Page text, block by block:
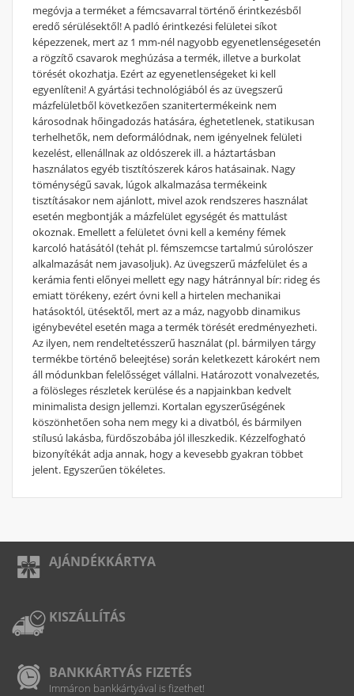
megóvja a terméket a fémcsavarral történő érintkezésből
eredő sérülésektől! A padló érintkezési felületei síkot
képezzenek, mert az 1 mm-nél nagyobb egyenetlenségesetén
a rögzítő csavarok meghúzása a termék, illetve a burkolat
törését okozhatja. Ezért az egyenetlenségeket ki kell
egyenlíteni! A gyártási technológiából és az üvegszerű
mázfelületből következően szanitertermékeink nem
károsodnak hőingadozás hatására, éghetetlenek, statikusan
terhelhetők, nem deformálódnak, nem igényelnek felületi
kezelést, ellenállnak az oldószerek ill. a háztartásban
használatos egyéb tisztítószerek káros hatásainak. Nagy
töménységű savak, lúgok alkalmazása termékeink
tisztításakor nem ajánlott, mivel azok rendszeres használat
esetén megbontják a mázfelület egységét és mattulást
okoznak. Emellett a felületet óvni kell a kemény fémek
karcoló hatásától (tehát pl. fémszemcse tartalmú súrolószer
alkalmazását nem javasoljuk). Az üvegszerű mázfelület és a
kerámia fenti előnyei mellett egy nagy hátránnyal bír: rideg és
emiatt törékeny, ezért óvni kell a hirtelen mechanikai
hatásoktól, ütésektől, mert az a máz, nagyobb dinamikus
igénybevétel esetén maga a termék törését eredményezheti.
Az ilyen, nem rendeltetésszerű használat (pl. bármilyen tárgy
termékbe történő beleejtése) során keletkezett károkért nem
áll módunkban felelősséget vállalni. Határozott vonalvezetés,
a fölösleges részletek kerülése és a napjainkban kedvelt
minimalista design jellemzi. Kortalan egyszerűségének
köszönhetően soha nem megy ki a divatból, és bármilyen
stílusú lakásba, fürdőszobába jól illeszkedik. Kézzelfogható
bizonyítékát adja annak, hogy a kevesebb gyakran többet
jelent. Egyszerűen tökéletes.
AJÁNDÉKKÁRTYA
KISZÁLLÍTÁS
BANKKÁRTYÁS FIZETÉS
Immáron bankkártyával is fizethet!